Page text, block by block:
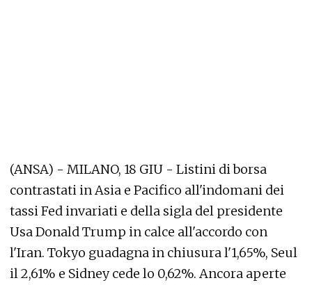
(ANSA) - MILANO, 18 GIU - Listini di borsa
contrastati in Asia e Pacifico all'indomani dei
tassi Fed invariati e della sigla del presidente
Usa Donald Trump in calce all'accordo con
l'Iran. Tokyo guadagna in chiusura l'1,65%, Seul
il 2,61% e Sidney cede lo 0,62%. Ancora aperte